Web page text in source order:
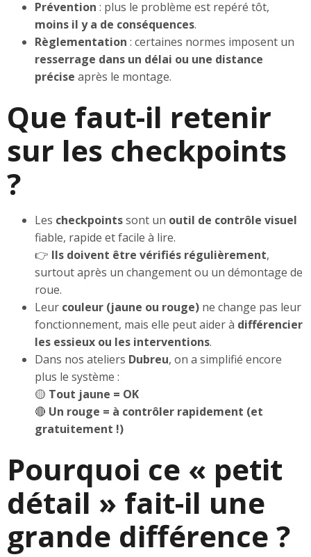
Prévention : plus le problème est repéré tôt,
moins il y a de conséquences.
Règlementation : certaines normes imposent un
resserrage dans un délai ou une distance
précise après le montage.
Que faut-il retenir
sur les checkpoints
?
Les checkpointssont un outil de contrôle visuel
fiable, rapide et facile à lire.
👉 Ils doivent être vérifiés régulièrement,
surtout après un changement ou un démontage de
roue.
Leur couleur (jaune ou rouge) ne change pas leur
fonctionnement, mais elle peut aider à différencier
les essieux ou les interventions.
Dans nos ateliers Dubreu, on a simplifié encore
plus le système :
🟡 Tout jaune = OK
🔴 Un rouge = à contrôler rapidement (et
gratuitement !)
Pourquoi ce « petit
détail » fait-il une
grande différence ?